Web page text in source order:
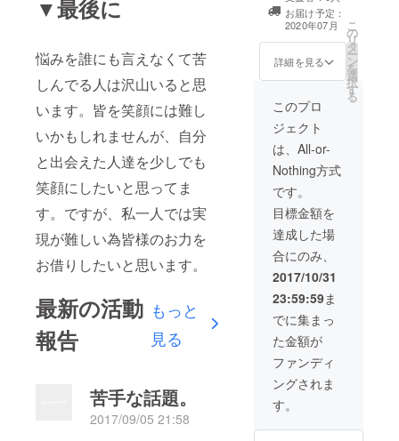
▼最後に
悩みを誰にも言えなくて苦
しんでる人は沢山いると思
います。皆を笑顔には難し
いかもしれませんが、自分
と出会えた人達を少しでも
笑顔にしたいと思ってま
す。ですが、私一人では実
現が難しい為皆様のお力を
お借りしたいと思います。
最新の活動
報告
もっと
見る
苦手な話題。
2017/09/05 21:58
お届け予定：
2020年07月
詳細を見る
こ
の
リ
タ
ー
ン
を
選
択
す
る
このプロ
ジェクト
は、All-or-
Nothing方式
です。
目標金額を
達成した場
合にのみ、
2017/10/31
23:59:59ま
でに集まっ
た金額が
ファンディ
ングされま
す。